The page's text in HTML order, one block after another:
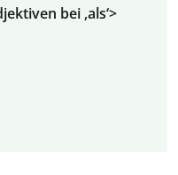
bei ‚als‘>